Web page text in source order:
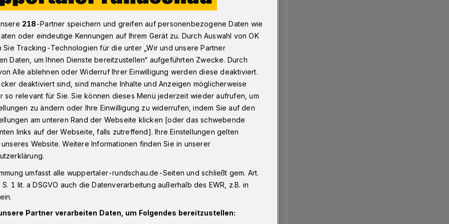
in Wuppertal: Tipps gegen Trickbetrüger
mit Tipps
in Wuppertal, Remscheid und Solingen
eine Informationsbroschüre gegen
„Klüger gegen Betrüger“
gibt Verhaltenstipps zu konkreten
am Telefon oder im
218-Partner speichern und greifen auf personenbezogene Daten wie
oder eindeutige Kennungen auf Ihrem Gerät zu. Durch Auswahl von OK
Sie Tracking-Technologien für die unter „Wir und unsere Partner
Daten, um Ihnen Dienste bereitzustellen“ aufgeführten Zwecke. Durch
Alle ablehnen oder Widerruf Ihrer Einwilligung werden diese deaktiviert.
deaktiviert sind, sind manche Inhalte und Anzeigen möglicherweise
so relevant für Sie. Sie können dieses Menü jederzeit wieder aufrufen, um
zu ändern oder Ihre Einwilligung zu widerrufen, indem Sie auf den
am unteren Rand der Webseite klicken [oder das schwebende
links auf der Webseite, falls zutreffend]. Ihre Einstellungen gelten
Website. Weitere Informationen finden Sie in unserer
umfasst alle wuppertaler-rundschau.de-Seiten und schließt gem. Art.
1 lit. a DSGVO auch die Datenverarbeitung außerhalb des EWR, z.B. in
Partner verarbeiten Daten, um Folgendes bereitzustellen: